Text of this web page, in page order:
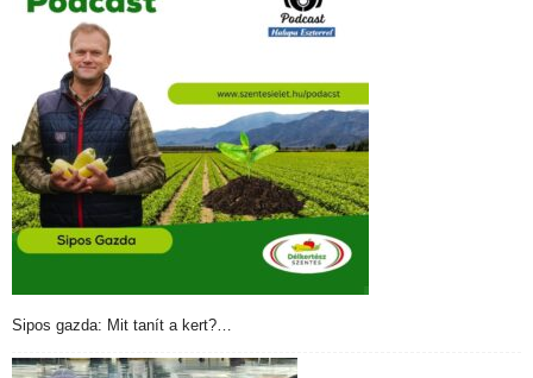
Sipos gazda: Mit tanít a kert?…